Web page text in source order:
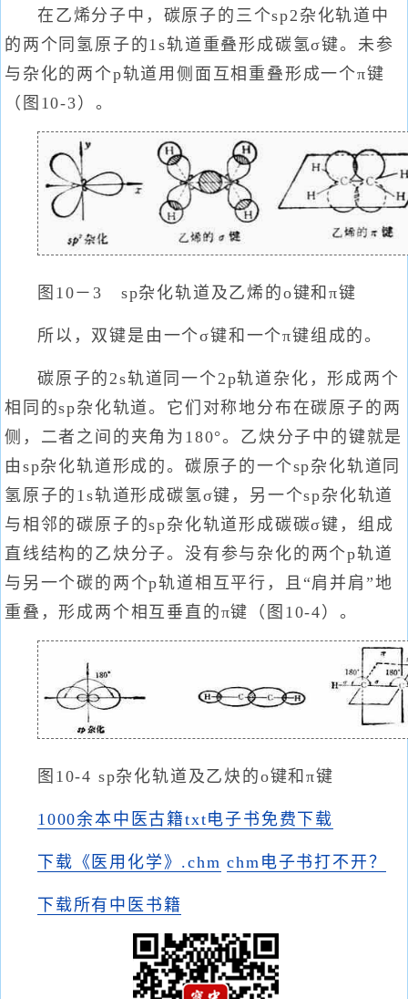
在乙烯分子中，碳原子的三个sp2杂化轨道中
的两个同氢原子的1s轨道重叠形成碳氢σ键。未参
与杂化的两个p轨道用侧面互相重叠形成一个π键
（图10-3）。
图10－3 sp杂化轨道及乙烯的o键和π键
所以，双键是由一个σ键和一个π键组成的。
碳原子的2s轨道同一个2p轨道杂化，形成两个
相同的sp杂化轨道。它们对称地分布在碳原子的两
侧，二者之间的夹角为180°。乙炔分子中的键就是
由sp杂化轨道形成的。碳原子的一个sp杂化轨道同
氢原子的1s轨道形成碳氢σ键，另一个sp杂化轨道
与相邻的碳原子的sp杂化轨道形成碳碳σ键，组成
直线结构的乙炔分子。没有参与杂化的两个p轨道
与另一个碳的两个p轨道相互平行，且“肩并肩”地
重叠，形成两个相互垂直的π键（图10-4）。
图10-4 sp杂化轨道及乙炔的o键和π键
1000余本中医古籍txt电子书免费下载
下载《医用化学》.chm chm电子书打不开？
下载所有中医书籍